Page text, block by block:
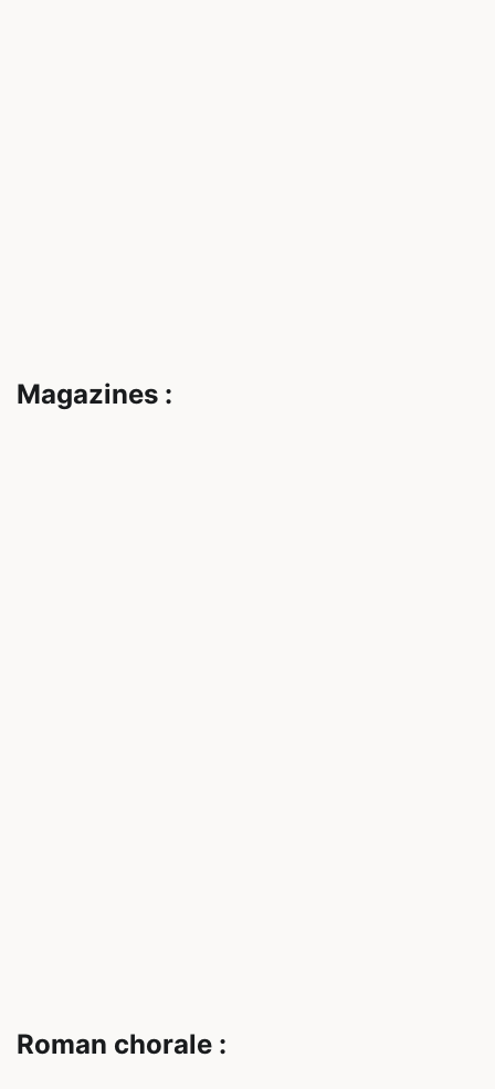
Magazines :
Roman chorale :